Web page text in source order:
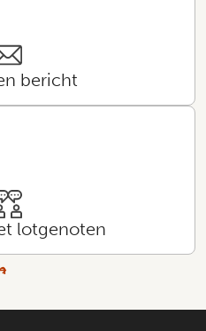
bericht
lotgenoten